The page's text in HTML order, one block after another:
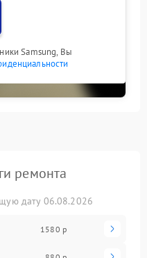
Samsung, Вы
ремонта
дату 06.08.2026
1580 р